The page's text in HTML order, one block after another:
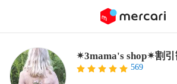
✴︎3mama's shop✴︎割引
569